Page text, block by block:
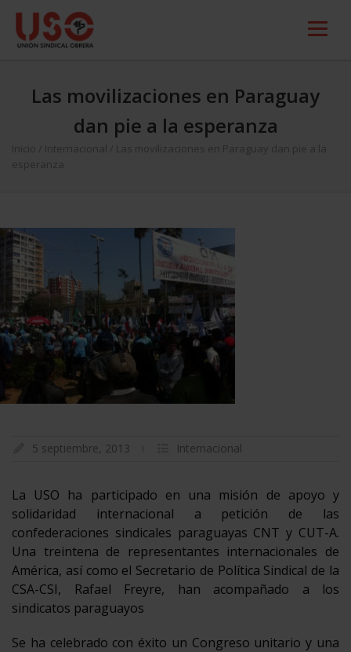
Las movilizaciones en Paraguay
dan pie a la esperanza
Inicio Internacional
Las movilizaciones en Paraguay dan pie a la
esperanza
5 septiembre, 2013 Internacional
La USO ha participado en una misión de apoyo y
solidaridad internacional a petición de las
confederaciones sindicales paraguayas CNT y CUT-A.
Una treintena de representantes internacionales de
América, así como el Secretario de Política Sindical de la
CSA-CSI, Rafael Freyre, han acompañado a los
sindicatos paraguayos
Se ha celebrado con éxito un Congreso unitario y una